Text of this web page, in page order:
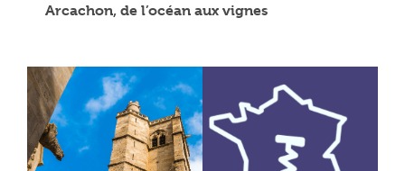
Arcachon, de l’océan aux vignes